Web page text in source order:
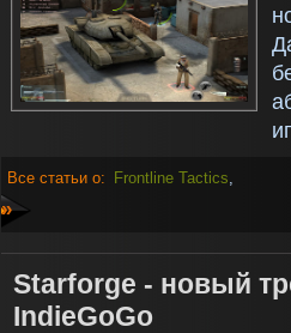
Все статьи о: Frontline Tactics
»
Starforge - новый
IndieGoGo